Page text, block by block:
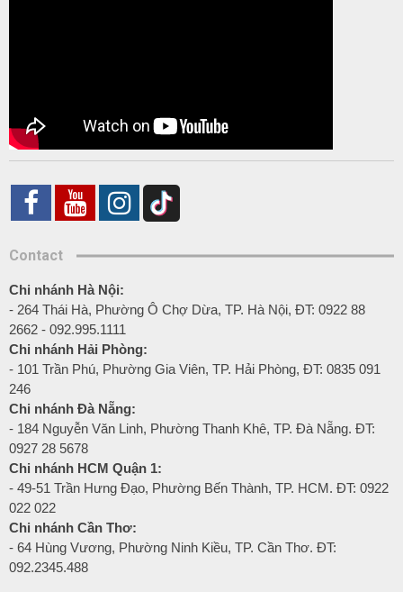
Contact
Chi nhánh Hà Nội:
- 264 Thái Hà, Phường Ô Chợ Dừa, TP. Hà Nội, ĐT: 0922 88
2662 - 092.995.1111
Chi nhánh Hải Phòng:
- 101 Trần Phú, Phường Gia Viên, TP. Hải Phòng, ĐT: 0835 091
246
Chi nhánh Đà Nẵng:
- 184 Nguyễn Văn Linh, Phường Thanh Khê, TP. Đà Nẵng. ĐT:
0927 28 5678
Chi nhánh HCM Quận 1:
- 49-51 Trần Hưng Đạo, Phường Bến Thành, TP. HCM. ĐT: 0922
022 022
Chi nhánh Cần Thơ:
- 64 Hùng Vương, Phường Ninh Kiều, TP. Cần Thơ. ĐT:
092.2345.488